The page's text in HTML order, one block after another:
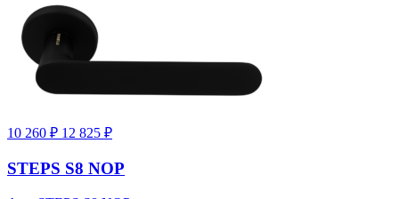
10 260 ₽ 12 825 ₽
STEPS S8 NOP